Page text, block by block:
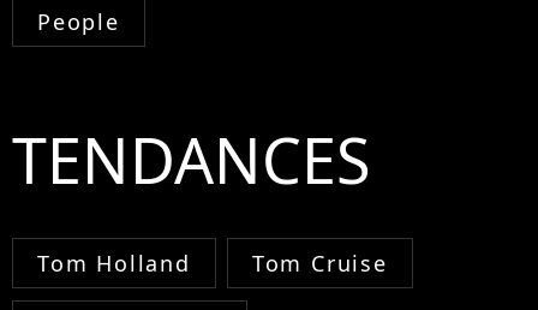
People
TENDANCES
Tom Holland Tom Cruise